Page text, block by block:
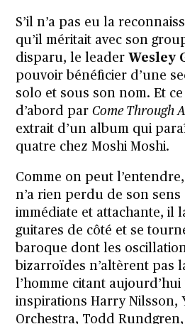
S’il n’a pas eu la
qu’il méritait avec son
disparu, le leader Wesley
pouvoir bénéficier d’une
solo et sous son nom. Et
d’abord parCome Through
extrait d’un album qui
quatre chezMoshi Moshi.
Comme on peut
n’a rien perdu de son
immédiate et attachante, il
guitares de côté et se
baroque dont les
bizarroïdes n’altèrent pas
l’homme citant aujourd’hui
inspirations Harry Nilsson,
Orchestra, Todd